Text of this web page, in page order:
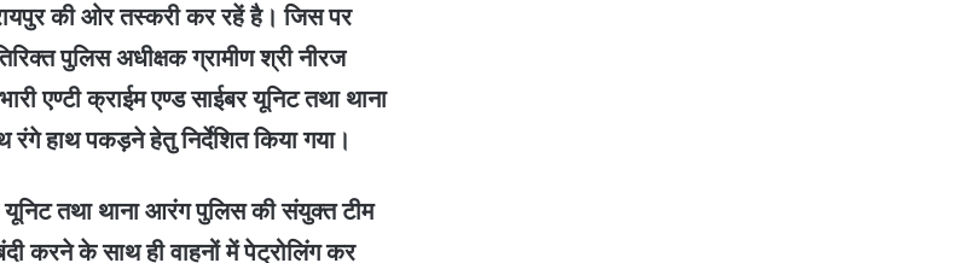
की ओर तस्करी कर रहें है। जिस पर
पुलिस अधीक्षक ग्रामीण श्री नीरज
एण्टी क्राईम एण्ड साईबर यूनिट तथा थाना
हाथ पकड़ने हेतु निर्देशित किया गया।
यूनिट तथा थाना आरंग पुलिस की संयुक्त टीम
करने के साथ ही वाहनों में पेट्रोलिंग कर